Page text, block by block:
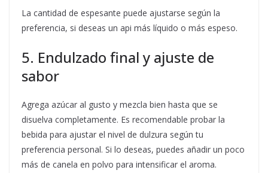
La cantidad de espesante puede ajustarse según la
preferencia, si deseas un api más líquido o más espeso.
5. Endulzado final y ajuste de
sabor
Agrega azúcar al gusto y mezcla bien hasta que se
disuelva completamente. Es recomendable probar la
bebida para ajustar el nivel de dulzura según tu
preferencia personal. Si lo deseas, puedes añadir un poco
más de canela en polvo para intensificar el aroma.